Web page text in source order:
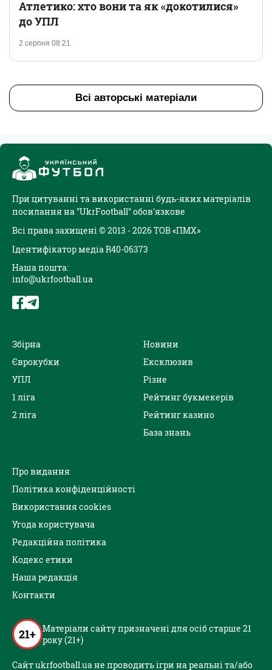
2 серпня 08:21
Атлетико: хто вони та як «докотилися»
до УПЛ
Всі авторські матеріали
При цитуванні та використанні будь-яких матеріалів
посилання на "UkrFootball" обов'язкове
Всі права захищені © 2013 - 2026 ТОВ «ПМХ»
Ідентифікатор медіа R40-06373
Наша пошта:
info@ukrfootball.ua
Збірна
Єврокубки
УПЛ
1 ліга
2 ліга
Новини
Ексклюзив
Різне
Рейтинг букмекерів
Рейтинг казино
База знань
Про видання
Політика конфіденційності
Використання cookies
Угода користувача
Редакційна політика
Кодекс етики
Наша редакція
Контакти
21+ Матеріали сайту призначені для осіб старше 21
року (21+)
Сайт ukrfootball.ua не проводить ігри на реальні та/або